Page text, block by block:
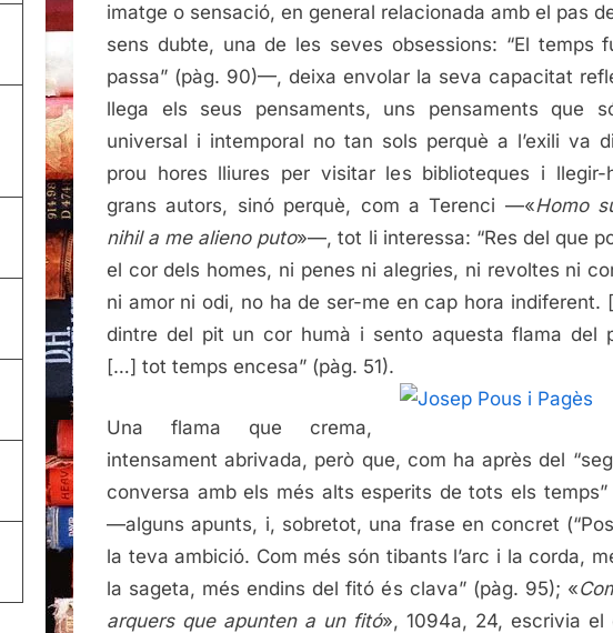
imatge o sensació, en general relacionada amb el pas
sens dubte, una de les seves obsessions: “El temps
passa” (pàg. 90)—, deixa envolar la seva capacitat
llega els seus pensaments, uns pensaments que
universal i intemporal no tan sols perquè a l’exili va
prou hores lliures per visitar les biblioteques i llegir-
grans autors, sinó perquè, com a Terenci —«Homo
nihil a me alieno puto»—, tot li interessa: “Res del que
el cor dels homes, ni penes ni alegries, ni revoltes ni
ni amor ni odi, no ha de ser-me en cap hora indiferent.
dintre del pit un cor humà i sento aquesta flama del
[…] tot temps encesa” (pàg. 51).
Una flama que crema,
intensament abrivada, però que, com ha après del
conversa amb els més alts esperits de tots els temps”
—alguns apunts, i, sobretot, una frase en concret
la teva ambició. Com més són tibants l’arc i la corda,
la sageta, més endins del fitó és clava” (pàg. 95); «
arquers que apunten a un fitó», 1094a, 24, escrivia el